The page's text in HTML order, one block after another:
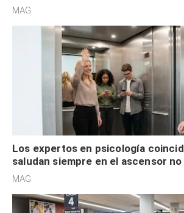
acelerado y no lo hacen por
MAG.
Los expertos en psicología
saludan siempre en el ascensor no
defensiva y tienen apertura social
MAG.